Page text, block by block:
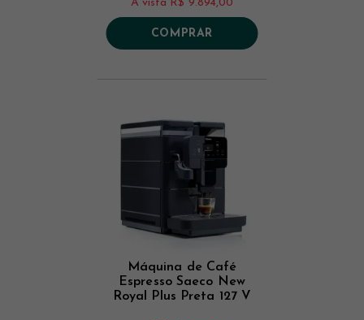
À vista R$ 9.894,00
COMPRAR
Máquina de Café
Espresso Saeco New
Royal Plus Preta 127 V